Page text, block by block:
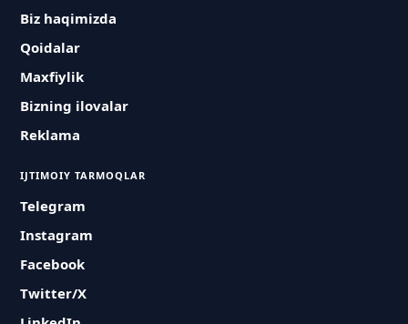
Biz haqimizda
Qoidalar
Maxfiylik
Bizning ilovalar
Reklama
IJTIMOIY TARMOQLAR
Telegram
Instagram
Facebook
Twitter/X